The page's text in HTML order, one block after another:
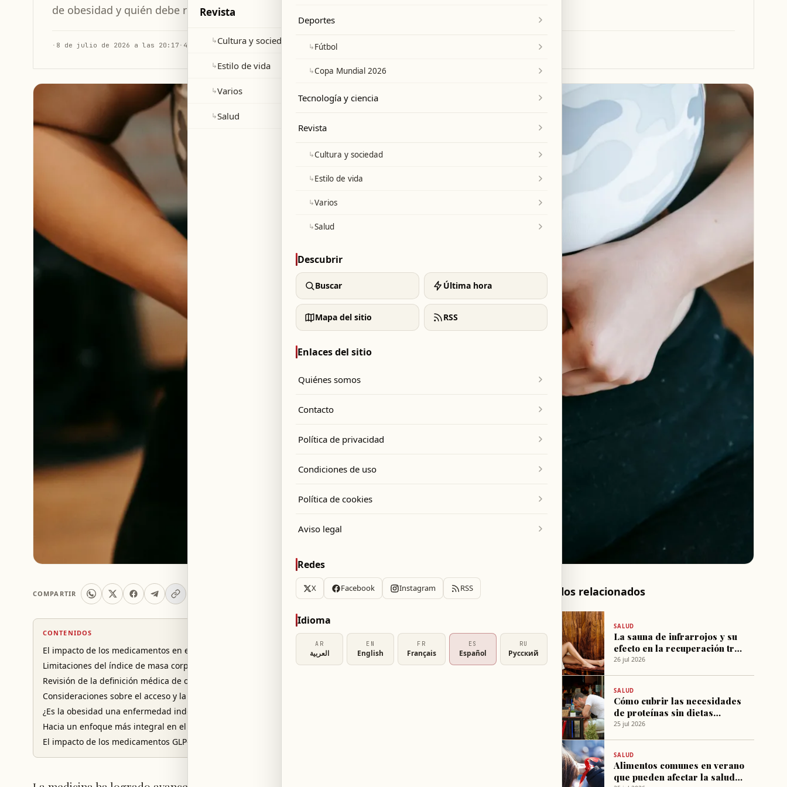
de obesidad y quién debe recibir tratamiento.
· 8 de julio de 2026 a las 20:17 · 4 min de lectura
COMPARTIR
CONTENIDOS
El impacto de los medicamentos en el tratamiento de la obesidad
Limitaciones del índice de masa corporal para definir la obesidad
Revisión de la definición médica de obesidad
Consideraciones sobre el acceso y la sostenibilidad del tratamiento
¿Es la obesidad una enfermedad independiente?
Hacia un enfoque más integral en el diagnóstico
El impacto de los medicamentos GLP-1 en la redefinición de la obesidad
Artículos relacionados
SALUD
La sauna de infrarrojos y su
efecto en la recuperación tras
el ejercicio
26 jul 2026
SALUD
Cómo cubrir las necesidades
de proteínas sin dietas
estrictas
25 jul 2026
SALUD
Alimentos comunes en verano
que pueden afectar la salud
Revista
↳Cultura y sociedad
↳Estilo de vida
↳Varios
↳Salud
Deportes
↳Fútbol
↳Copa Mundial 2026
Tecnología y ciencia
Revista
↳Cultura y sociedad
↳Estilo de vida
↳Varios
↳Salud
Descubrir
Buscar Última hora
Mapa del sitio RSS
Enlaces del sitio
Quiénes somos
Contacto
Política de privacidad
Condiciones de uso
Política de cookies
Aviso legal
Redes
X Facebook Instagram RSS
Idioma
AR
العربية
EN
English
FR
Français
ES
Español
RU
Русский